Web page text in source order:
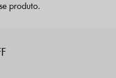
produto.